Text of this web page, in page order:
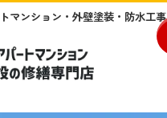
マンション・外壁塗装・防水工事